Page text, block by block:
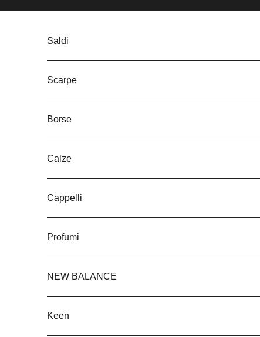
Saldi
Scarpe
Borse
Calze
Cappelli
Profumi
NEW BALANCE
Keen